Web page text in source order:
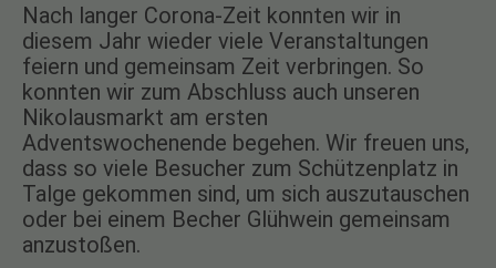
Nach langer Corona-Zeit konnten wir in
diesem Jahr wieder viele Veranstaltungen
feiern und gemeinsam Zeit verbringen. So
konnten wir zum Abschluss auch unseren
Nikolausmarkt am ersten
Adventswochenende begehen. Wir freuen uns,
dass so viele Besucher zum Schützenplatz in
Talge gekommen sind, um sich auszutauschen
oder bei einem Becher Glühwein gemeinsam
anzustoßen.